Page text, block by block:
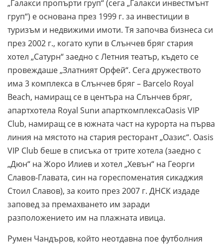
„Галакси пропърти груп“ (сега „Галакси инвестмънт
груп“) е основана през 1999 г. за инвестиции в
туризъм и недвижими имоти. Тя започва бизнеса си
през 2002 г., когато купи в Слънчев бряг стария
хотел „Сатурн“ заедно с Летния театър, където се
провеждаше „Златният Орфей“. Сега дружеството
има 3 комплекса в Слънчев бряг – Barcelo Royal
Beach, намиращ се в центъра на Слънчев бряг,
апартхотела Royal Sunи апарткомплексаOasis VIP
Club, намиращ се в южната част на курорта на първа
линия на мястото на стария ресторант „Оазис“. Oasis
VIP Club беше в списъка от трите хотела (заедно с
„Дюн“ на Жоро Илиев и хотел „Хевън“ на Георги
Славов-Главата, син на гореспоменатия сикаджия
Стоил Славов), за които през 2007 г. ДНСК издаде
заповед за премахването им заради
разположението им на плажната ивица.
Румен Чандъров, който неотдавна пое футболния